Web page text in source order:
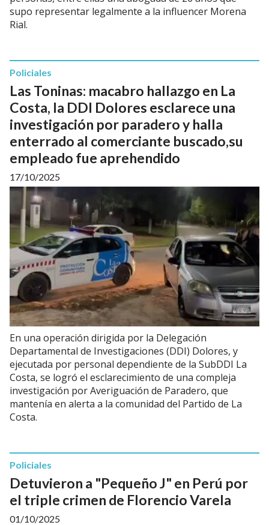
supo representar legalmente a la influencer Morena
Rial.
Las Toninas: macabro hallazgo en La
Costa, la DDI Dolores esclarece una
investigación por paradero y halla
enterrado al comerciante buscado,su
empleado fue aprehendido
Policiales
17/10/2025
En una operación dirigida por la Delegación
Departamental de Investigaciones (DDI) Dolores, y
ejecutada por personal dependiente de la SubDDI La
Costa, se logró el esclarecimiento de una compleja
investigación por Averiguación de Paradero, que
mantenía en alerta a la comunidad del Partido de La
Costa.
Detuvieron a "Pequeño J" en Perú por
el triple crimen de Florencio Varela
Policiales
01/10/2025